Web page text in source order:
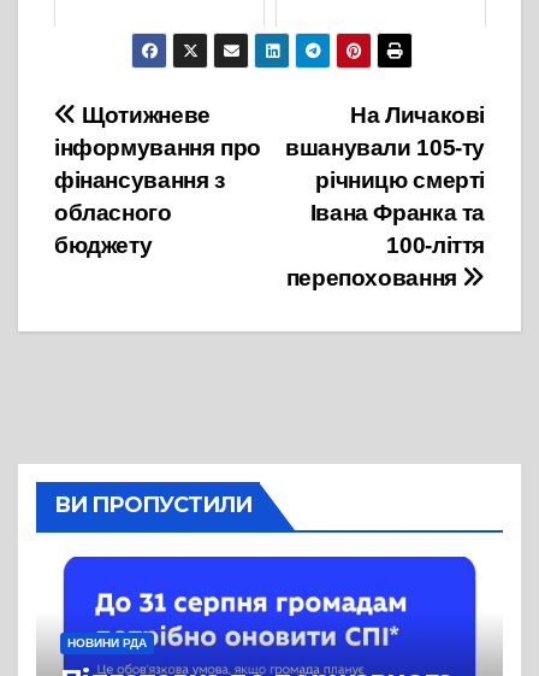
7 Вересня, 2021 1 Листопада, 2021
Навігація
записів
На Личакові
вшанували 105-ту
річницю смерті
Івана Франка та
100-ліття
перепоховання
Щотижневе
інформування про
фінансування з
обласного
бюджету
ВИ ПРОПУСТИЛИ
НОВИНИ РДА